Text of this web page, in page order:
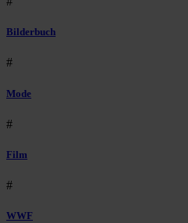
Bilderbuch
#
Mode
#
Film
#
WWF